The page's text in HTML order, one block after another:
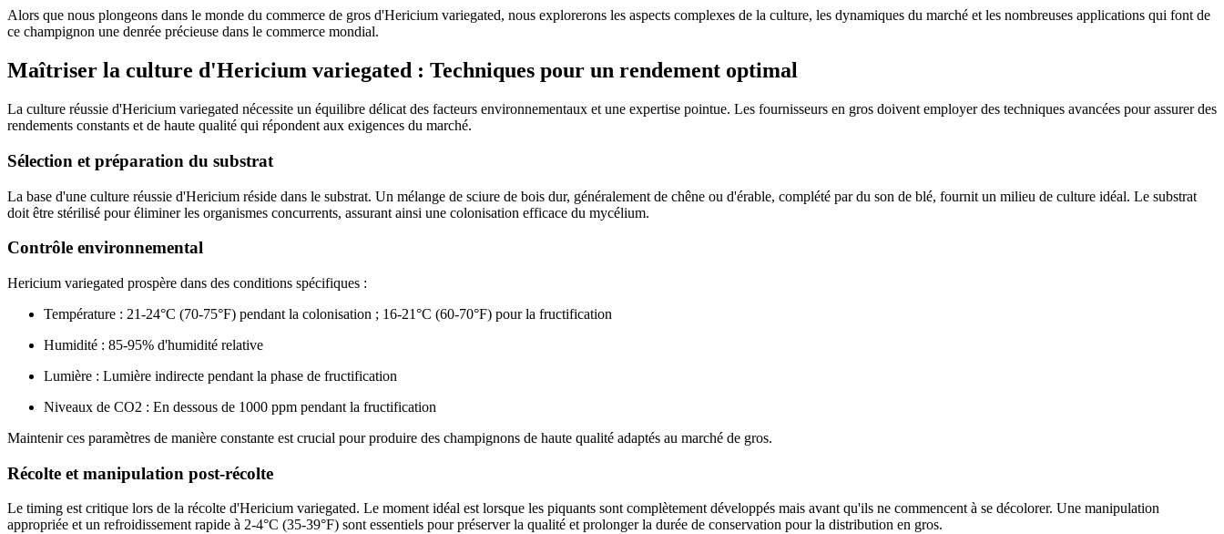
Alors que nous plongeons dans le monde du commerce de gros d'Hericium variegated, nous explorerons les aspects complexes de la culture, les dynamiques du marché et les nombreuses applications qui font de
ce champignon une denrée précieuse dans le commerce mondial.
Maîtriser la culture d'Hericium variegated : Techniques pour un rendement optimal
La culture réussie d'Hericium variegated nécessite un équilibre délicat des facteurs environnementaux et une expertise pointue. Les fournisseurs en gros doivent employer des techniques avancées pour assurer des
rendements constants et de haute qualité qui répondent aux exigences du marché.
Sélection et préparation du substrat
La base d'une culture réussie d'Hericium réside dans le substrat. Un mélange de sciure de bois dur, généralement de chêne ou d'érable, complété par du son de blé, fournit un milieu de culture idéal. Le substrat
doit être stérilisé pour éliminer les organismes concurrents, assurant ainsi une colonisation efficace du mycélium.
Contrôle environnemental
Hericium variegated prospère dans des conditions spécifiques :
Température : 21-24°C (70-75°F) pendant la colonisation ; 16-21°C (60-70°F) pour la fructification
Humidité : 85-95% d'humidité relative
Lumière : Lumière indirecte pendant la phase de fructification
Niveaux de CO2 : En dessous de 1000 ppm pendant la fructification
Maintenir ces paramètres de manière constante est crucial pour produire des champignons de haute qualité adaptés au marché de gros.
Récolte et manipulation post-récolte
Le timing est critique lors de la récolte d'Hericium variegated. Le moment idéal est lorsque les piquants sont complètement développés mais avant qu'ils ne commencent à se décolorer. Une manipulation
appropriée et un refroidissement rapide à 2-4°C (35-39°F) sont essentiels pour préserver la qualité et prolonger la durée de conservation pour la distribution en gros.